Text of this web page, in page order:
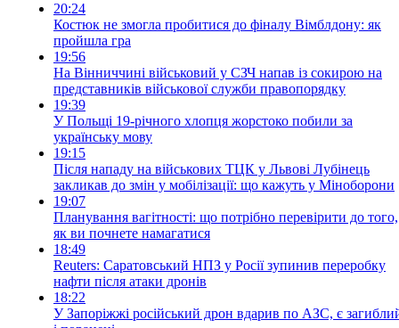
20:24
Костюк не змогла пробитися до фіналу Вімблдону: як
пройшла гра
19:56
На Вінниччині військовий у СЗЧ напав із сокирою на
представників військової служби правопорядку
19:39
У Польщі 19-річного хлопця жорстоко побили за
українську мову
19:15
Після нападу на військових ТЦК у Львові Лубінець
закликав до змін у мобілізації: що кажуть у Міноборони
19:07
Планування вагітності: що потрібно перевірити до того,
як ви почнете намагатися
18:49
Reuters: Саратовський НПЗ у Росії зупинив переробку
нафти після атаки дронів
18:22
У Запоріжжі російський дрон вдарив по АЗС, є